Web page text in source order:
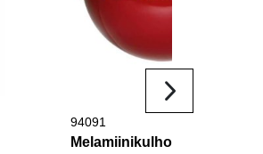
94091
Melamiinikulho 25x11cm